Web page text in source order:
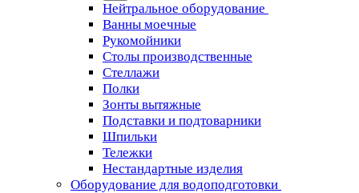
Нейтральное оборудование
Ванны моечные
Рукомойники
Столы производственные
Стеллажи
Полки
Зонты вытяжные
Подставки и подтоварники
Шпильки
Тележки
Нестандартные изделия
Оборудование для водоподготовки